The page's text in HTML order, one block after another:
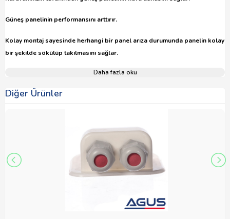
Güneş panelinin performansını arttırır.
Kolay montaj sayesinde herhangi bir panel arıza durumunda panelin kolay
bir şekilde sökülüp takılmasını sağlar.
Daha fazla oku
Diğer Ürünler